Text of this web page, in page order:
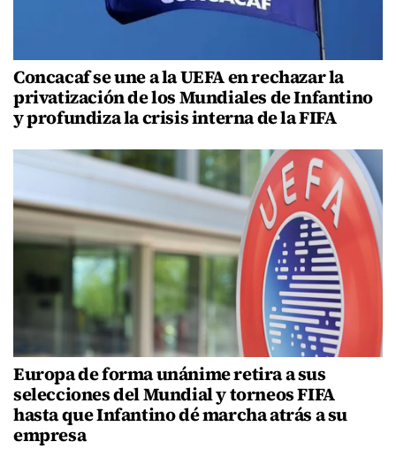
Concacaf se une a la UEFA en rechazar la
privatización de los Mundiales de Infantino
y profundiza la crisis interna de la FIFA
Europa de forma unánime retira a sus
selecciones del Mundial y torneos FIFA
hasta que Infantino dé marcha atrás a su
empresa